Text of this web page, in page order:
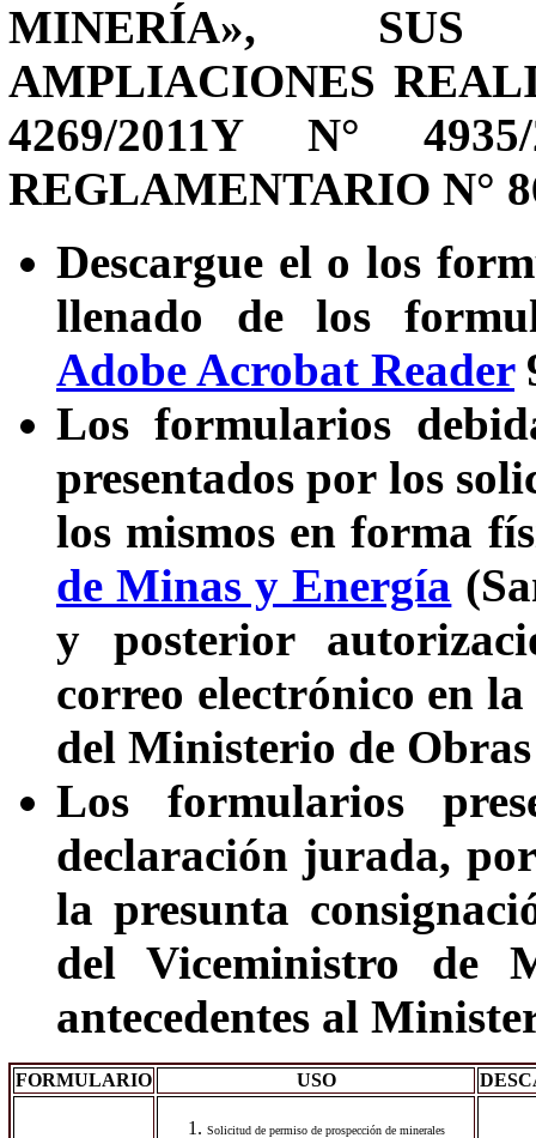
MINERÍA», SUS
AMPLIACIONES
4269/2011Y N°
REGLAMENTARIO N°
Descargue el o los
llenado de los
Adobe Acrobat Reader
Los formularios
presentados por los
los mismos en forma
de Minas y Energía
y posterior
correo electrónico en
del Ministerio de
Los formularios
declaración jurada,
la presunta
del Viceministro de
antecedentes al
FORMULARIO USO
Solicitud de permiso de prospección de minerales